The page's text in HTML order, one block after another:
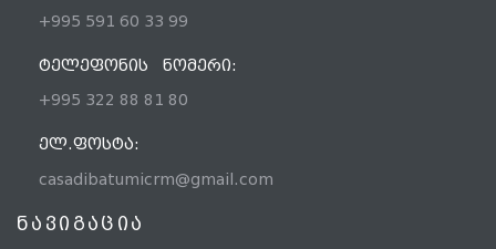
+995 591 60 33 99
ᲢᲔᲚᲔᲤᲝᲜᲘᲡ ᲜᲝᲛᲔᲠᲘ:
+995 322 88 81 80
ᲔᲚ.ᲤᲝᲡᲢᲐ:
casadibatumicrm@gmail.com
ნავიგაცია